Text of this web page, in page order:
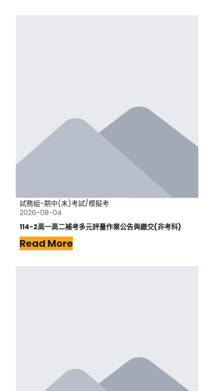
試務組-期中(末)考試/模擬考
2026-08-04
114-2高一高二補考多元評量作業公告與繳交(非考科)
Read More